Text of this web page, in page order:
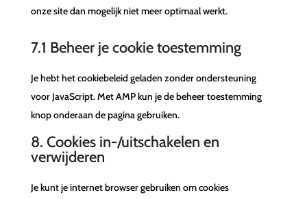
onze site dan mogelijk niet meer optimaal werkt.
7.1 Beheer je cookie toestemming
Je hebt het cookiebeleid geladen zonder ondersteuning
voor JavaScript. Met AMP kun je de beheer toestemming
knop onderaan de pagina gebruiken.
8. Cookies in-/uitschakelen en
verwijderen
Je kunt je internet browser gebruiken om cookies